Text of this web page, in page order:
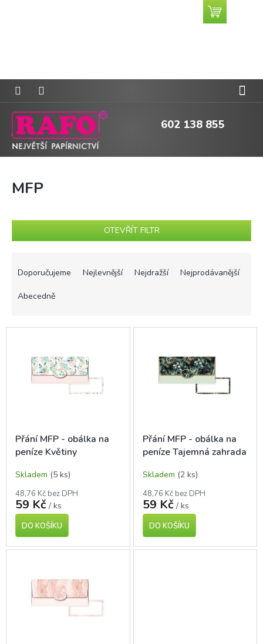
602 138 855
Nákupní
košík
MFP
OTEVŘÍT FILTR
Doporučujeme Nejlevnější Nejdražší Nejprodávanější
Abecedně
V
d
u
k
t
ů
Přání MFP - obálka na
peníze Květiny
Skladem (5 ks)
48,76 Kč bez DPH
59 Kč / ks
DO KOŠÍKU
Přání MFP - obálka na
peníze Tajemná zahrada
Skladem (2 ks)
48,76 Kč bez DPH
59 Kč / ks
DO KOŠÍKU